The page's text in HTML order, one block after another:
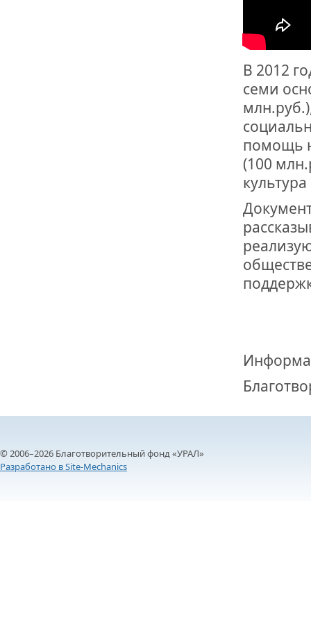
РОССИИ
В 2012
семи
помощь
(100
© 2006–2026 Благотворительный фонд «УРАЛ»
Разработано в Site-Mechanics